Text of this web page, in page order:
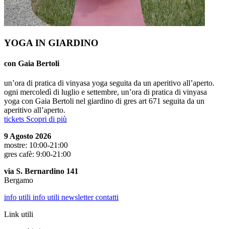
YOGA IN GIARDINO
con Gaia Bertoli
un’ora di pratica di vinyasa yoga seguita da un aperitivo all’aperto.
ogni mercoledì di luglio e settembre, un’ora di pratica di vinyasa
yoga con Gaia Bertoli nel giardino di gres art 671 seguita da un
aperitivo all’aperto.
tickets Scopri di più
9 Agosto 2026
mostre: 10:00-21:00
gres cafè: 9:00-21:00
via S. Bernardino 141
Bergamo
info utili info utili newslettercontatti
Link utili